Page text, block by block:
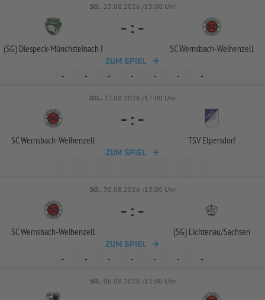
SO.. 23.08.2026 /13:00 Uhr
(SG) Diespeck-Münchsteinach I
- : -
SC Wernsbach-Weihenzell
ZUM SPIEL
- - - - - - -
DO.. 27.08.2026 /17:00 Uhr
SC Wernsbach-Weihenzell
- : -
TSV Elpersdorf
ZUM SPIEL
- - - - - - -
SO.. 30.08.2026 /13:00 Uhr
SC Wernsbach-Weihenzell
- : -
(SG) Lichtenau/Sachsen
ZUM SPIEL
- - - - - - -
SO.. 06.09.2026 /13:00 Uhr